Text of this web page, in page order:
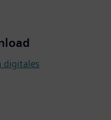
digitales